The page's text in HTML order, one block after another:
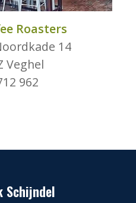
Roasters
14
Veghel
962
Schijndel